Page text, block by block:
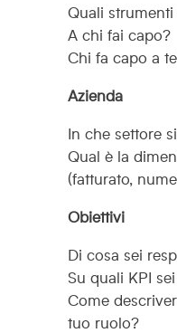
Quali
A chi fai capo?
Chi fa capo a
Azienda
In che settore
Qual è la
(fatturato,
Obiettivi
Di cosa sei
Su quali KPI
Come
tuo ruolo?